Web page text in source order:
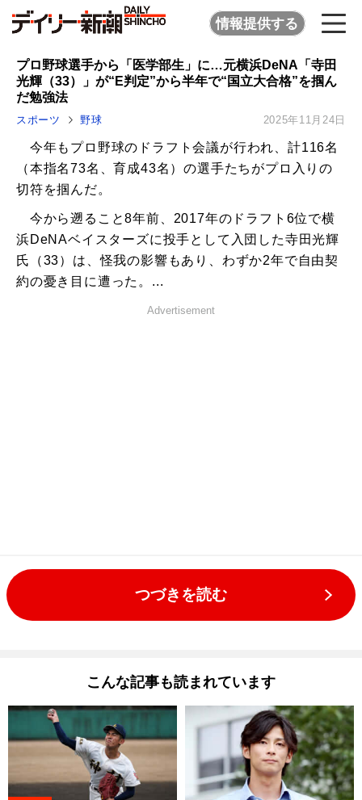
情報提供する
プロ野球選手から「医学部生」に…元横浜DeNA「寺田
光輝（33）」が“E判定”から半年で“国立大合格”を掴ん
だ勉強法
スポーツ 野球 2025年11月24日
今年もプロ野球のドラフト会議が行われ、計116名
（本指名73名、育成43名）の選手たちがプロ入りの
切符を掴んだ。
今から遡ること8年前、2017年のドラフト6位で横
浜DeNAベイスターズに投手として入団した寺田光輝
氏（33）は、怪我の影響もあり、わずか2年で自由契
約の憂き目に遭った。...
Advertisement
つづきを読む
こんな記事も読まれています